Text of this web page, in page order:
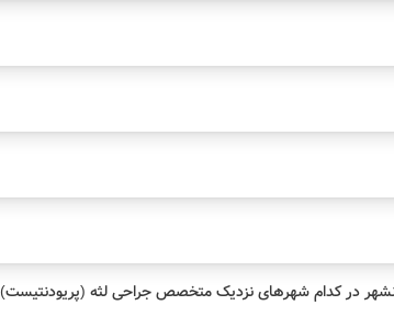
در کدام شهرهای نزدیک متخصص جراحی لثه (پریودنتیست)